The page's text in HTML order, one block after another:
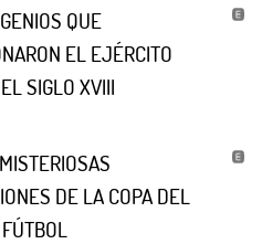
QUE
EL EJÉRCITO
SIGLO XVIII
DE LA COPA DEL